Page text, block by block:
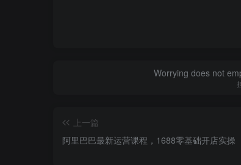
Worrying does not
上一篇
阿里巴巴最新运营课程，1688零基础开店实操